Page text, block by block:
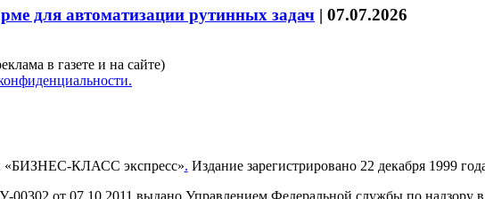
для автоматизации рутинных задач | 07.07.2026
в газете и на сайте)
«БИЗНЕС-КЛАСС экспресс». Издание зарегистрировано 22 декабря 1999